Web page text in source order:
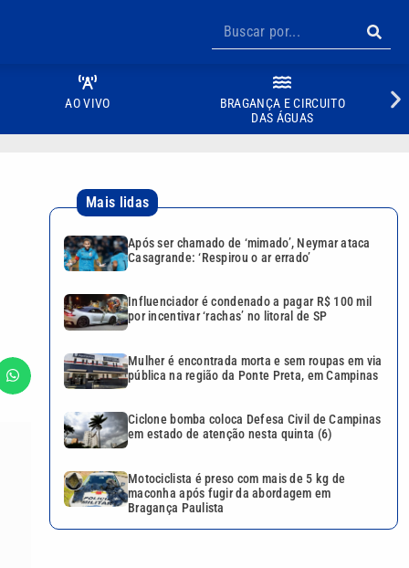
AO VIVO
BRAGANÇA E CIRCUITO
DAS ÁGUAS
Mais lidas
Após ser chamado de ‘mimado’, Neymar ataca
Casagrande: ‘Respirou o ar errado’
Influenciador é condenado a pagar R$ 100 mil
por incentivar ‘rachas’ no litoral de SP
Mulher é encontrada morta e sem roupas em via
pública na região da Ponte Preta, em Campinas
Ciclone bomba coloca Defesa Civil de Campinas
em estado de atenção nesta quinta (6)
Motociclista é preso com mais de 5 kg de
maconha após fugir da abordagem em
Bragança Paulista